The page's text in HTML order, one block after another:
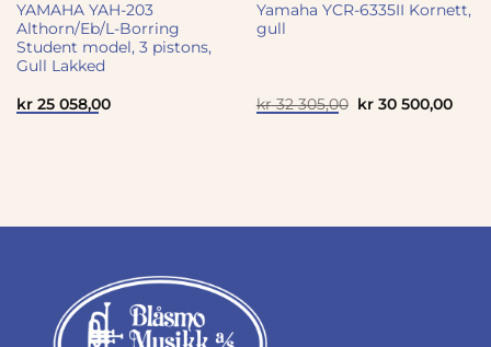
YAMAHA YAH-203
Althorn/Eb/L-Borring
Student model, 3 pistons,
Gull Lakked
kr25 058,00
Yamaha YCR-6335II Kornett,
gull
kr32 305,00 Opprinnelig
kr30 500,00